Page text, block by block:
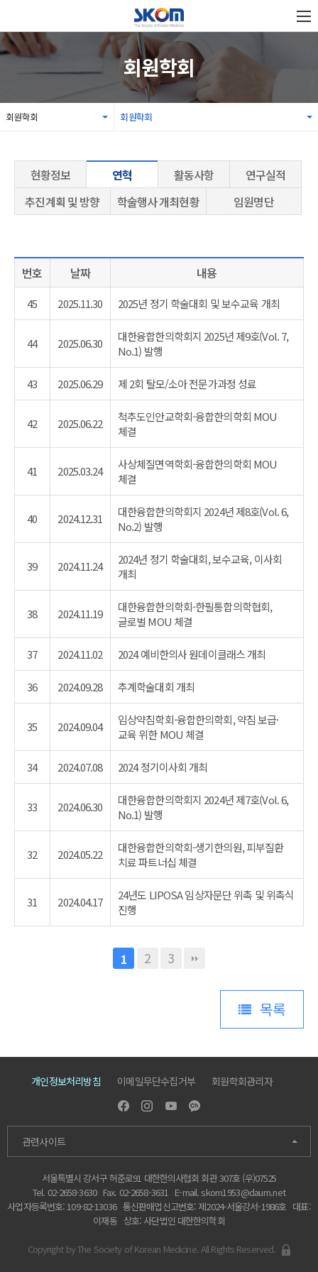
회원학회
회원학회 회원학회
현황정보 연혁 활동사항
연구실적
추진계획 및 방향
학술행사 개최현황 임원명단
번호 날짜 내용
45 2025.11.30 2025년 정기 학술대회 및 보수교육 개최
44 2025.06.30
대한융합한의학회지 2025년 제9호(Vol. 7,
No.1) 발행
43 2025.06.29 제 2회 탈모/소아 전문가과정 성료
42 2025.06.22
척추도인안교학회-융합한의학회 MOU
체결
41 2025.03.24
사상체질면역학회-융합한의학회 MOU
체결
40 2024.12.31
대한융합한의학회지 2024년 제8호(Vol. 6,
No.2) 발행
39 2024.11.24
2024년 정기 학술대회, 보수교육, 이사회
개최
38 2024.11.19
대한융합한의학회-한필통합의학협회,
글로벌 MOU 체결
37 2024.11.02 2024 예비한의사 원데이클래스 개최
36 2024.09.28 추계학술대회 개최
35 2024.09.04
임상약침학회-융합한의학회, 약침 보급·
교육 위한 MOU 체결
34 2024.07.08 2024 정기이사회 개최
33 2024.06.30
대한융합한의학회지 2024년 제7호(Vol. 6,
No.1) 발행
32 2024.05.22
대한융합한의학회-생기한의원, 피부질환
치료 파트너십 체결
31 2024.04.17
24년도 LIPOSA 임상자문단 위촉 및 위촉식
진행
1 2 3
목록
개인정보처리방침 이메일무단수집거부 회원학회관리자
관련사이트
서울특별시 강서구 허준로91 대한한의사협회 회관 307호 (우)07525
Tel. 02-2658-3630 Fax. 02-2658-3631 E-mail. skom1953@daum.net
사업자등록번호: 109-82-13036 통신판매업신고번호: 제2024-서울강서-1986호 대표:
이재동 상호: 사단법인 대한한의학회
Copyright by The Society of Korean Medicine. All Rights Reserved.